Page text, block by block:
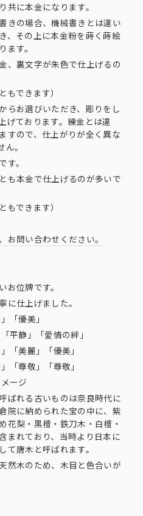
共に本金になります。
きの場合、機械書きとは違い
、その上に本金粉を蒔く蒔絵
ます。
、裏文字が朱色で仕上げるの
もできます）
らお選びいただき、彫りをし
げております。練金とは違
すので、仕上がりが全く異な
。
。
も本金で仕上げるのが多いで
もできます）
お問い合わせください。
お位牌です。
に仕上げました。
「優美」
平静」「愛情の絆」
「美麗」「優美」
」「尊敬」「尊敬」
ージ
ばれる古いものは奈良時代に
院に納められた宝の中に、紫
花梨・黒檀・鉄刀木・白檀・
まれており、当時より日本に
て唐木と呼ばれます。
然木のため、木目と色合いが